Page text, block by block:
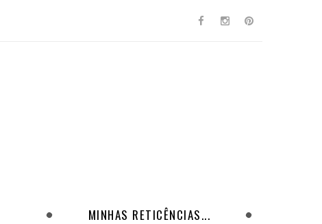
MINHAS RETICÊNCIAS...